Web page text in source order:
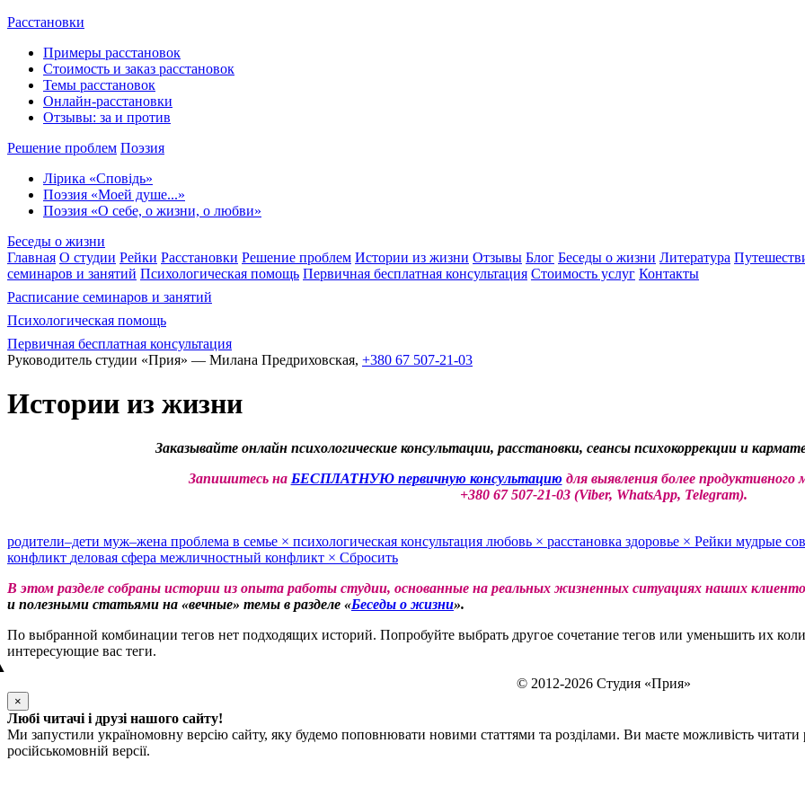
Расстановки
Примеры расстановок
Стоимость и заказ расстановок
Темы расстановок
Онлайн-расстановки
Отзывы: за и против
Решение проблем Поэзия
Лірика «Сповідь»
Поэзия «Моей душе...»
Поэзия «О себе, о жизни, о любви»
Беседы о жизни
Главная О студии Рейки Расстановки Решение проблем Истории из жизни Отзывы Блог Беседы о жизни Литература
семинаров и занятий Психологическая помощь Первичная бесплатная консультация Стоимость услуг Контакты
Расписание семинаров и занятий
Психологическая помощь
Первичная бесплатная консультация
Руководитель студии «Прия» — Милана Предриховская, +380 67 507-21-03
Истории из жизни
Заказывайте онлайн психологические консультации, расстановки, сеансы психокоррекции и
Запишитесь на БЕСПЛАТНУЮ первичную консультацию для выявления более
+380 67 507-21-03 (Viber, WhatsApp, Telegram).
родители–дети муж–жена проблема в семье × психологическая консультация любовь × расстановка здоровье × Рейки мудрые
конфликт деловая сфера межличностный конфликт × Сбросить
В этом разделе собраны истории из опыта работы студии, основанные на реальных жизненных ситуациях наших
и полезными статьями на «вечные» темы в разделе «Беседы о жизни».
По выбранной комбинации тегов нет подходящих историй. Попробуйте выбрать другое сочетание тегов или уменьшить их
интересующие вас теги.
© 2012-2026 Студия «Прия»
×
Любі читачі і друзі нашого сайту!
Ми запустили україномовну версію сайту, яку будемо поповнювати новими статтями та розділами. Ви маєте можливість читати
російськомовній версії.